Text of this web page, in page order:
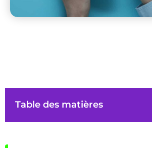
Table des matières